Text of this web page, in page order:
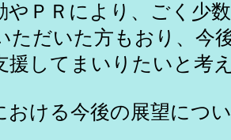
ＰＲにより、ごく少
ただいた方もおり、今
援してまいりたいと考
ける今後の展望につ